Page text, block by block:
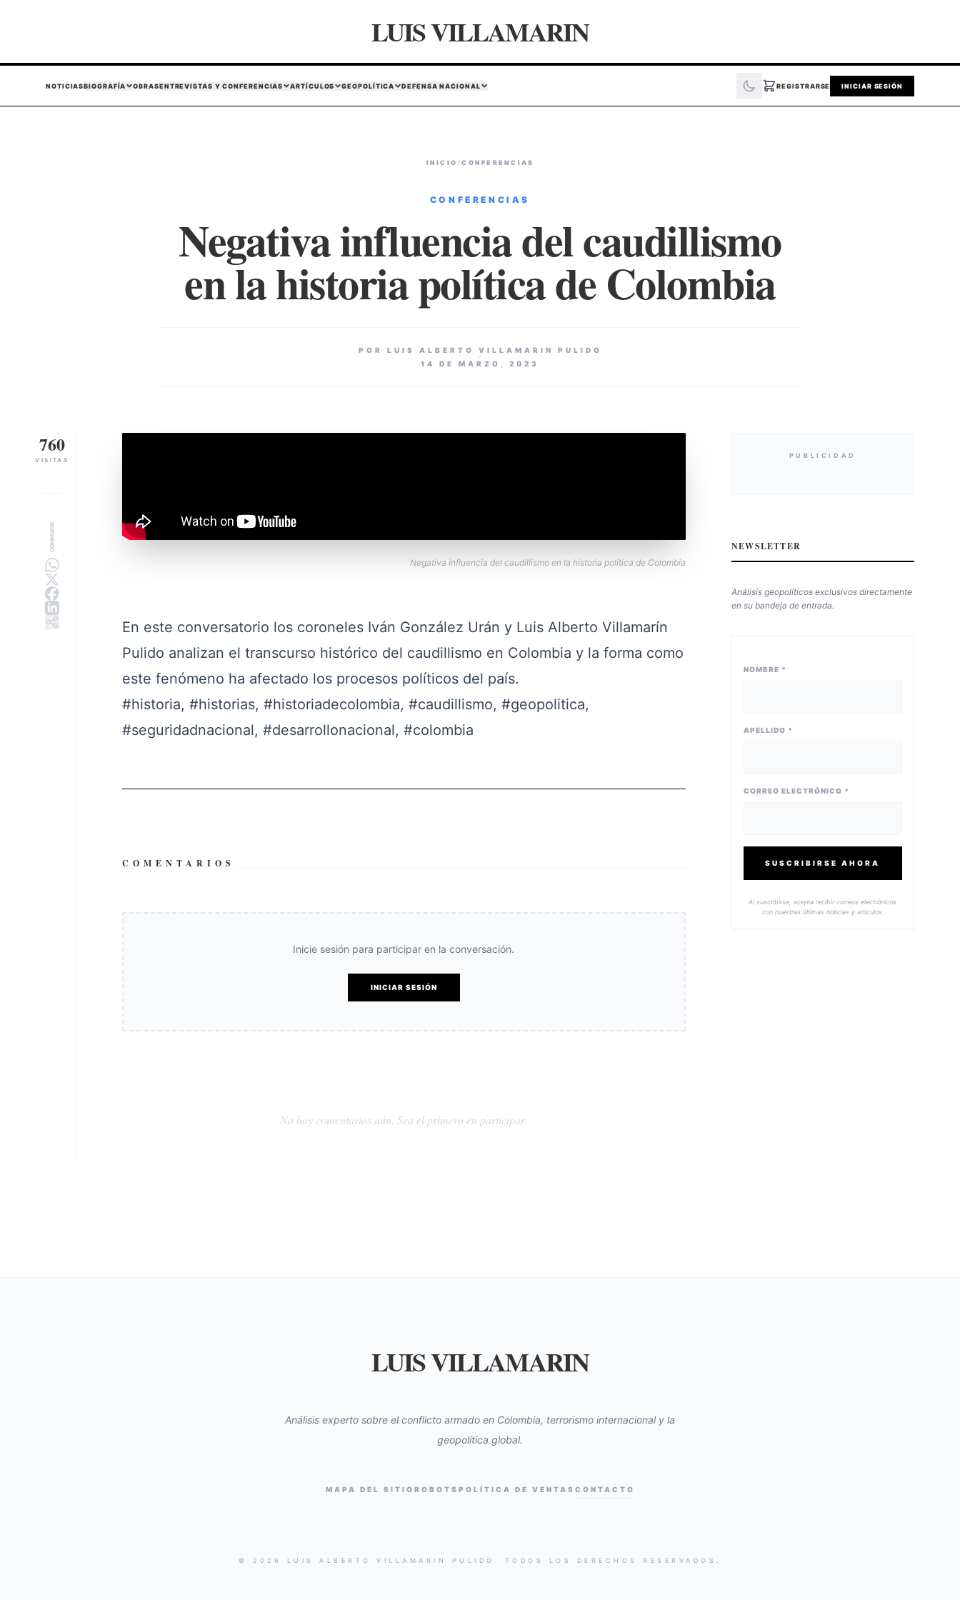
LUIS VILLAMARIN
NOTICIASBIOGRAFÍA OBRASENTREVISTAS Y CONFERENCIAS ARTÍCULOS GEOPOLÍTICA DEFENSA NACIONAL REGISTRARSE INICIAR SESIÓN
INICIO /CONFERENCIAS
CONFERENCIAS
Negativa influencia del caudillismo
en la historia política de Colombia
POR LUIS ALBERTO VILLAMARIN PULIDO
14 DE MARZO, 2023
760
VISITAS
COMPARTIR
Negativa influencia del caudillismo en la historia política de Colombia
En este conversatorio los coroneles Iván González Urán y Luis Alberto Villamarín
Pulido analizan el transcurso histórico del caudillismo en Colombia y la forma como
este fenómeno ha afectado los procesos políticos del país.
#historia, #historias, #historiadecolombia, #caudillismo, #geopolitica,
#seguridadnacional, #desarrollonacional, #colombia
COMENTARIOS
Inicie sesión para participar en la conversación.
INICIAR SESIÓN
No hay comentarios aún. Sea el primero en participar.
PUBLICIDAD
NEWSLETTER
Análisis geopolíticos exclusivos directamente
en su bandeja de entrada.
NOMBRE *
APELLIDO *
CORREO ELECTRÓNICO *
SUSCRIBIRSE AHORA
Al suscribirse, acepta recibir correos electrónicos
con nuestras últimas noticias y artículos.
LUIS VILLAMARIN
Análisis experto sobre el conflicto armado en Colombia, terrorismo internacional y la
geopolítica global.
MAPA DEL SITIO ROBOTS POLÍTICA DE VENTAS CONTACTO
© 2026 LUIS ALBERTO VILLAMARIN PULIDO. TODOS LOS DERECHOS RESERVADOS.